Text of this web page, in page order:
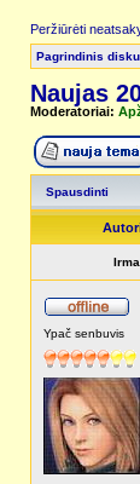
Peržiūrėti
Pagrindinis
Naujas
Moderatoriai:
Spausdinti
Irma
Ypač senbuvis